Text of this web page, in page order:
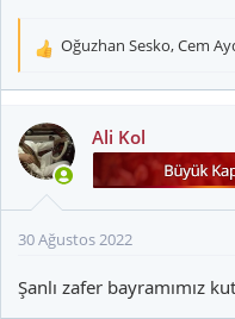
T
k
i
l
:
Oğuzhan Sesko,Cem
Ali Kol
30 Ağustos 2022
Şanlı zafer bayramımız